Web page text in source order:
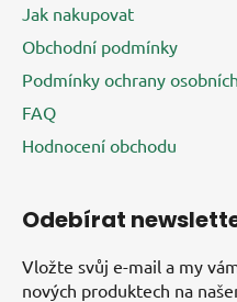
Jak nakupovat
Obchodní podmínky
Podmínky ochrany
FAQ
Hodnocení obchodu
Odebírat
Vložte svůj e-mail a my
nových produktech na